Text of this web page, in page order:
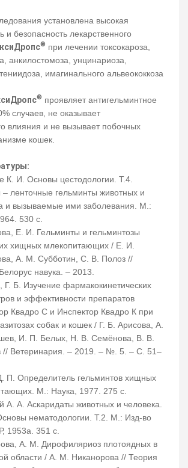
установлена высокая
и безопасность лекарственного
® при лечении токсокароза,
анкилостомоза, унцинариоза,
имагинального альвеококкоза
® проявляет антигельминтное
случаев, не оказывает
влияния и не вызывает побочных
кошек.
К. И. Основы цестодологии. Т.4.
– ленточные гельминты животных и
и вызываемые ими заболевания. М.:
530 с.
Е. И. Гельминты и гельминтозы
хищных млекопитающих / Е. И.
А. М. Субботин, С. В. Полоз //
навука. – 2013.
Г. Б. Изучение фармакокинетических
и эффективности препаратов
Квадро С и Инспектор Квадро К при
собак и кошек / Г. Б. Арисова, А.
И. П. Белых, Н. В. Семёнова, В. В.
// Ветеринария. – 2019. – №. 5. – С. 51–
П. Определитель гельминтов хищных
М.: Наука, 1977. 275 с.
А. А. Аскаридаты животных и человека.
нематодологии. Т.2. М.: Изд-во
1953а. 351 с.
А. М. Дирофиляриоз плотоядных в
области / А. М. Никанорова // Теория